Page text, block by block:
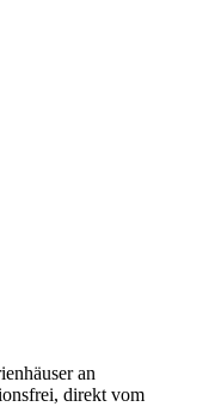
an
direkt vom